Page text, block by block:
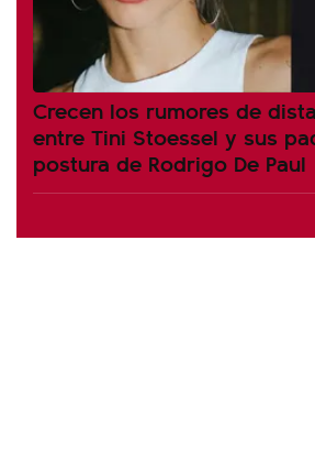
Crecen los rumores de
entre Tini Stoessel y sus
postura de Rodrigo De Paul